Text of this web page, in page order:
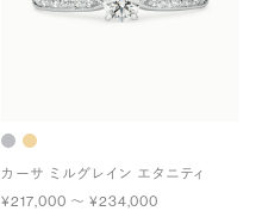
カーサ ミルグレイン エタニティ
¥217,000 〜 ¥234,000